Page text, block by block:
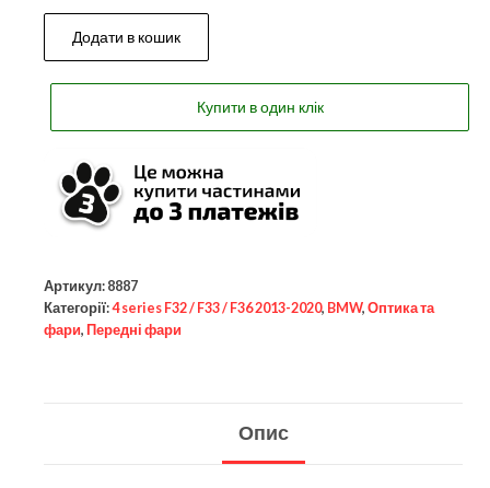
Додати в кошик
Купити в один клік
Артикул: 8887
Категорії:4 series F32 / F33 / F36 2013-2020, BMW, Оптика та
фари, Передні фари
Опис